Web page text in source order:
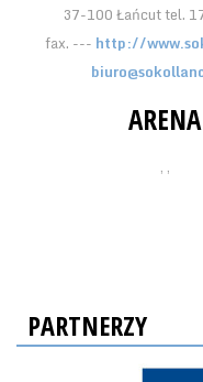
37-100 Łańcut tel.
fax. --- http://
ARENA
, ,
PARTNERZY